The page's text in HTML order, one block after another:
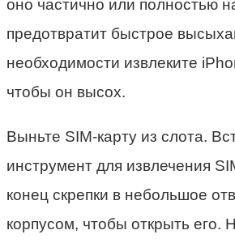
оно частично или полностью
предотвратит быстрое
необходимости извлеките
чтобы он высох.
Выньте SIM-карту из слота.
инструмент для извлечения
конец скрепки в небольшое
корпусом, чтобы открыть его.